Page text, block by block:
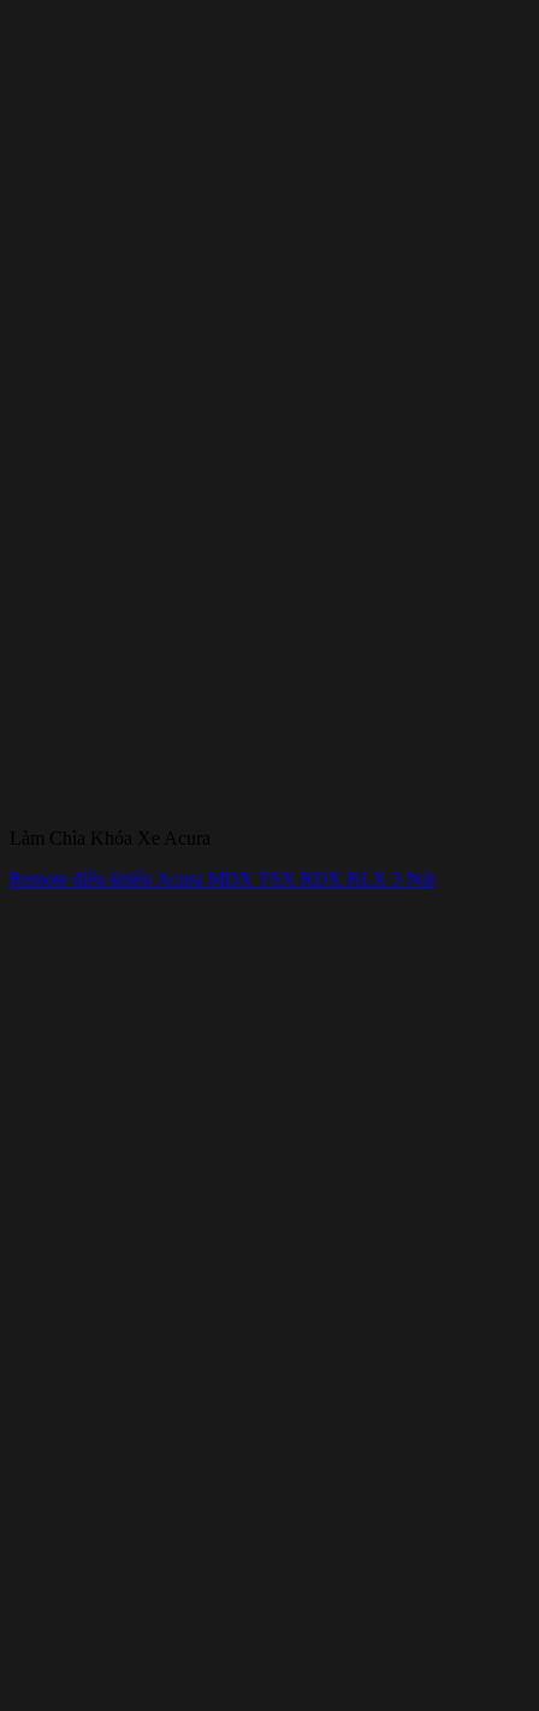
Làm Chìa Khóa Xe Acura
Remote điều khiển Acura MDX TSX RDX RLX 3 Nút